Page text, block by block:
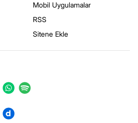
Mobil Uygulamalar
RSS
Sitene Ekle